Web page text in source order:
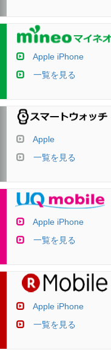
Apple iPhone
一覧を見る
Apple
一覧を見る
Apple iPhone
一覧を見る
Apple iPhone
一覧を見る